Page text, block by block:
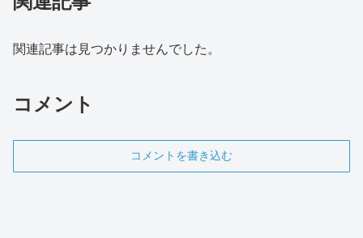
関連記事は見つかりませんでした。
コメント
コメントを書き込む